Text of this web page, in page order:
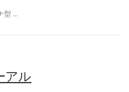
型 …
アル